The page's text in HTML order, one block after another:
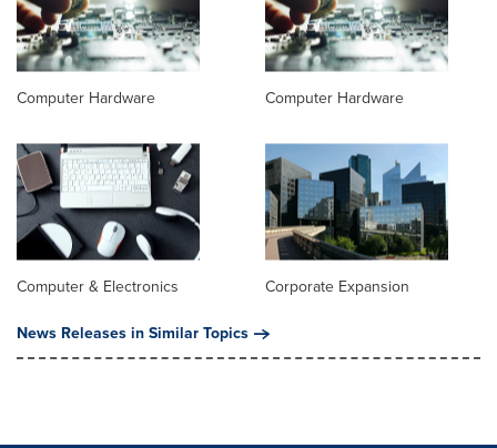
Computer Hardware Computer Hardware
Computer & Electronics
Corporate Expansion
News Releases in Similar Topics